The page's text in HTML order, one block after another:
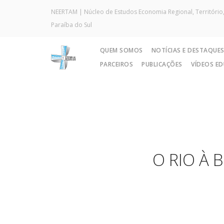
NEERTAM | Núcleo de Estudos Economia Regional,
Paraíba do Sul
QUEM SOMOS NOTÍCIAS E DESTAQUES
PARCEIROS
PUBLICAÇÕES
VÍDEOS
O RIO À